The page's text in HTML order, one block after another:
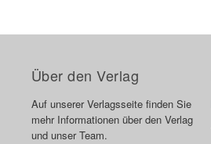
Über den Verlag
Auf unserer Verlagsseite finden Sie
mehr Informationen über den Verlag
und unser Team.